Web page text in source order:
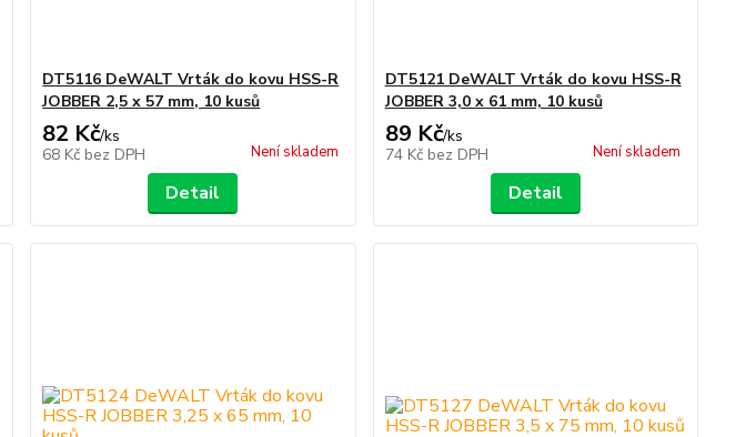
DT5116 DeWALT Vrták do kovu HSS-R
JOBBER 2,5 x 57 mm, 10 kusů
82 Kč/ks
68 Kč bez DPH Není skladem
Detail
DT5121 DeWALT Vrták do kovu HSS-R
JOBBER 3,0 x 61 mm, 10 kusů
89 Kč/ks
74 Kč bez DPH Není skladem
Detail